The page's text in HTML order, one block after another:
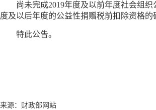
尚未完成2019年度及以前年度社会组
度及以后年度的公益性捐赠税前扣除资格
特此公告。
来源：财政部网站